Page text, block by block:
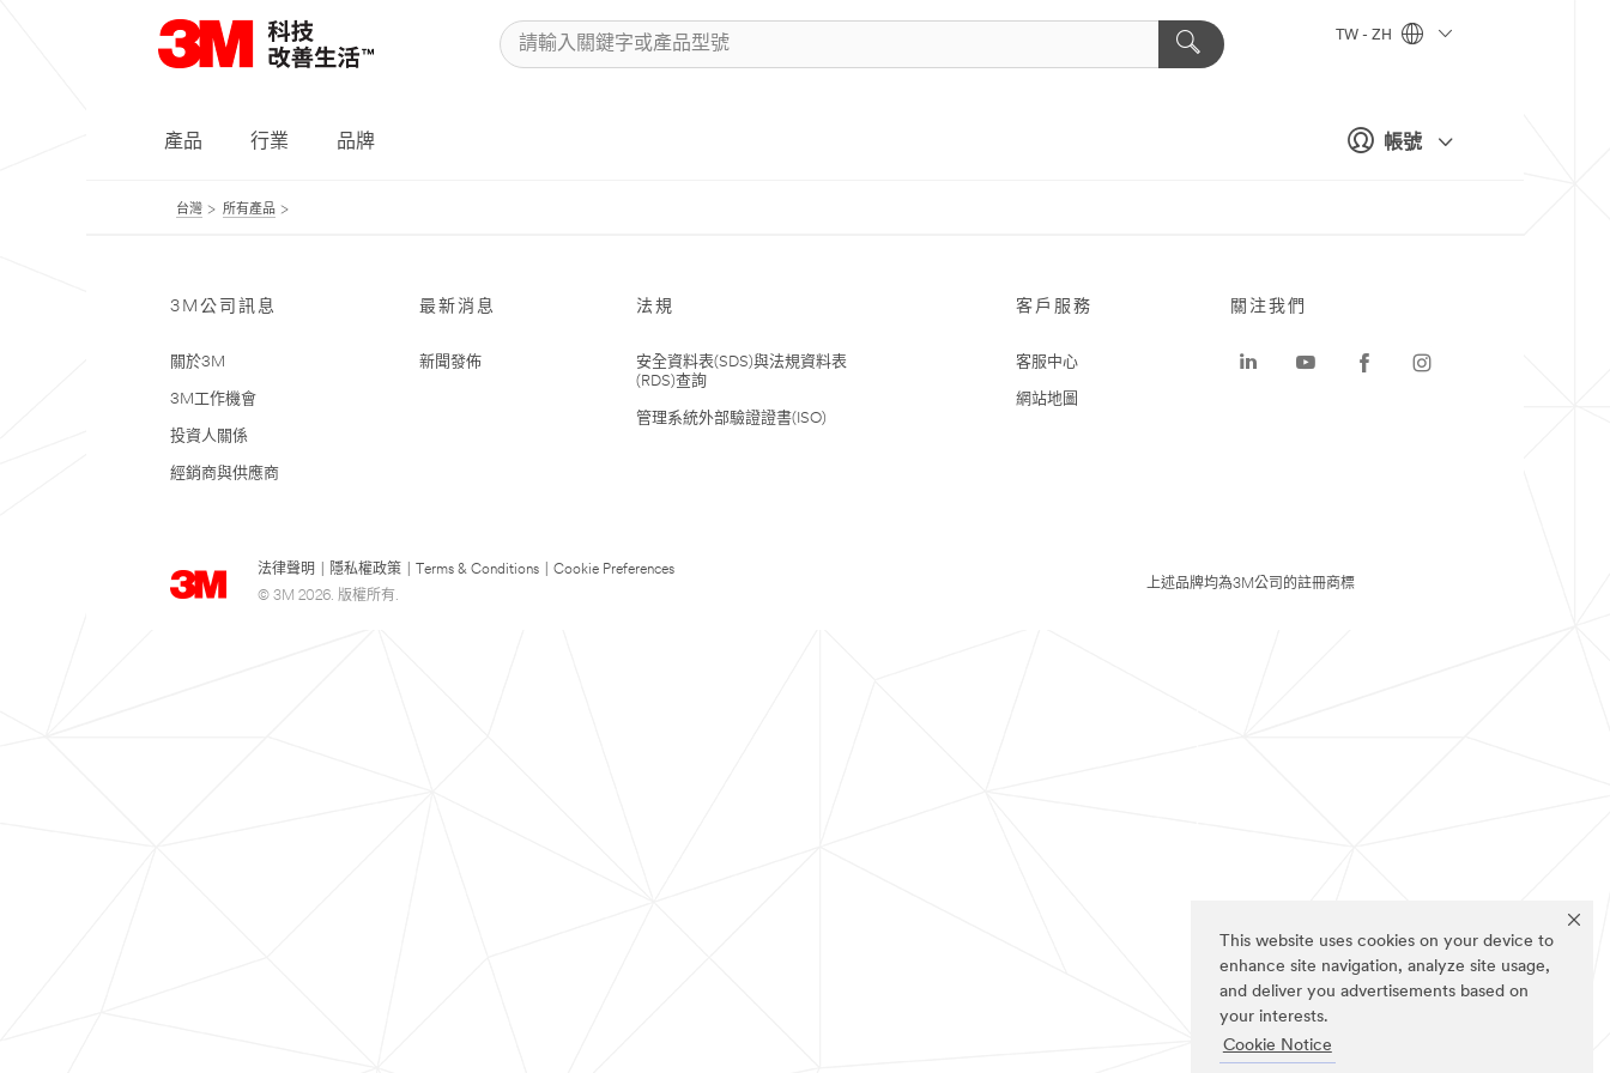
This website uses cookies on your device to
enhance site navigation, analyze site usage,
and deliver you advertisements based on
your interests.
Cookie Notice
帳號
TW - ZH
產品 行業 品牌
台灣 所有產品
3M公司訊息
關於3M
3M工作機會
投資人關係
經銷商與供應商
最新消息
新聞發佈
法規
安全資料表(SDS)與法規資料表
(RDS)查詢
管理系統外部驗證證書(ISO)
客戶服務
客服中心
網站地圖
法律聲明 隱私權政策 Terms & Conditions
Cookie Preferences
© 3M 2026. 版權所有.
關注我們
上述品牌均為3M公司的註冊商標